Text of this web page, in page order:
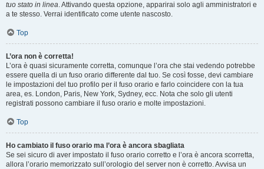
tuo stato in linea. Attivando questa opzione, apparirai solo agli amministratori e
a te stesso. Verrai identificato come utente nascosto.
Top
L’ora non è corretta!
L’ora è quasi sicuramente corretta, comunque l’ora che stai vedendo potrebbe
essere quella di un fuso orario differente dal tuo. Se così fosse, devi cambiare
le impostazioni del tuo profilo per il fuso orario e farlo coincidere con la tua
area, es. London, Paris, New York, Sydney, ecc. Nota che solo gli utenti
registrati possono cambiare il fuso orario e molte impostazioni.
Top
Ho cambiato il fuso orario ma l’ora è ancora sbagliata
Se sei sicuro di aver impostato il fuso orario corretto e l’ora è ancora scorretta,
allora l’orario memorizzato sull’orologio del server non è corretto. Avvisa un